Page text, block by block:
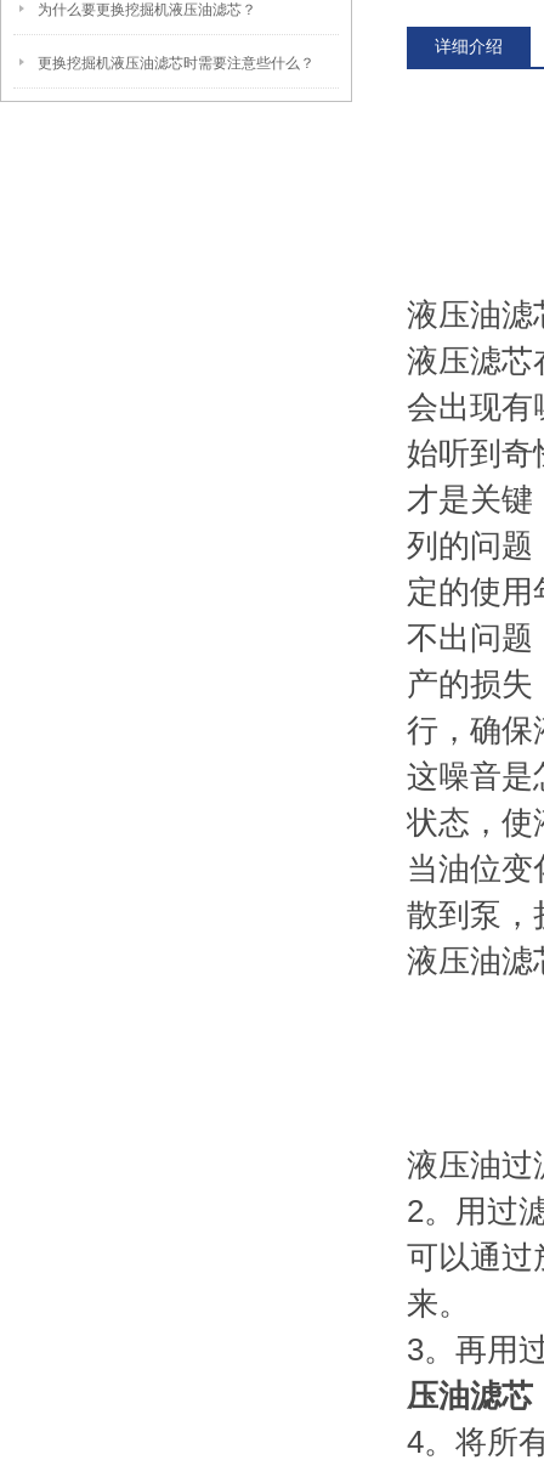
为什么要更换挖掘机液压油滤芯？
更换挖掘机液压油滤芯时需要注意些什么？
详细介绍
液压油滤
液压滤芯
会出现有
始听到奇
才是关键
列的问题
定的使用
不出问题
产的损失
行，确保
这噪音是
状态，使
当油位变
散到泵，
液压油滤
液压油过
2。用过
可以通过
来。
3。再用
压油滤芯
4。将所